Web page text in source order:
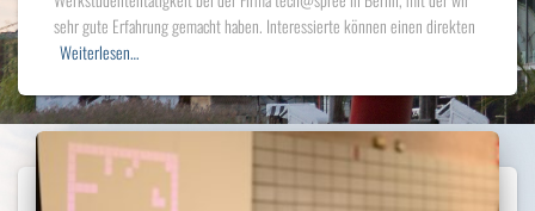
sehr gute Erfahrung gemacht haben. Interessierte können einen direkten
Weiterlesen…